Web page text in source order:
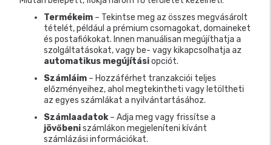
Termékeim – Tekintse meg az összes megvásárolt
tételét, például a prémium csomagokat, domaineket
és postafiókokat. Innen manuálisan megújíthatja a
szolgáltatásokat, vagy be- vagy kikapcsolhatja az
automatikus megújításiopciót.
Számláim – Hozzáférhet tranzakciói teljes
előzményeihez, ahol megtekintheti vagy letöltheti
az egyes számlákat a nyilvántartásához.
Számlaadatok– Adja meg vagy frissítse a
jövőbeniszámlákon megjeleníteni kívánt
számlázási információkat.